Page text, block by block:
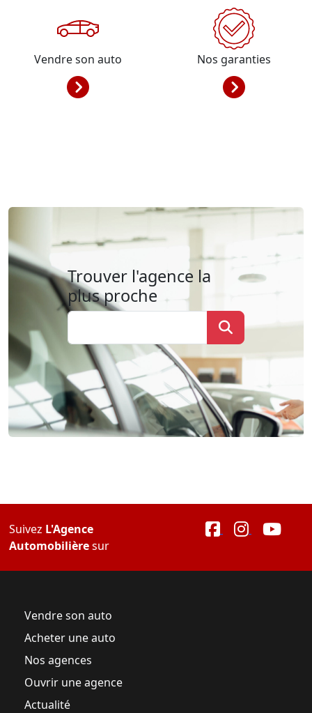
Vendre son auto Nos garanties
Trouver l'agence la
plus proche
Suivez L'Agence
Automobilièresur
Vendre son auto
Acheter une auto
Nos agences
Ouvrir une agence
Actualité